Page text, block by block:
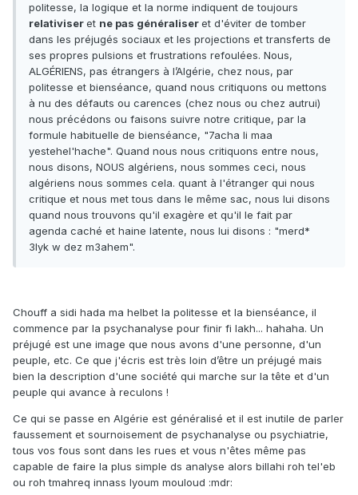
politesse, la logique et la norme indiquent de toujours
relativiseret ne pas généraliseret d'éviter de tomber
dans les préjugés sociaux et les projections et transferts de
ses propres pulsions et frustrations refoulées. Nous,
ALGÉRIENS, pas étrangers à l’Algérie, chez nous, par
politesse et bienséance, quand nous critiquons ou mettons
à nu des défauts ou carences (chez nous ou chez autrui)
nous précédons ou faisons suivre notre critique, par la
formule habituelle de bienséance, "7acha li maa
yestehel'hache". Quand nous nous critiquons entre nous,
nous disons, NOUS algériens, nous sommes ceci, nous
algériens nous sommes cela. quant à l'étranger qui nous
critique et nous met tous dans le même sac, nous lui disons
quand nous trouvons qu'il exagère et qu'il le fait par
agenda caché et haine latente, nous lui disons : "merd*
3lyk w dez m3ahem".
Chouff a sidi hada ma helbet la politesse et la bienséance, il
commence par la psychanalyse pour finir fi lakh... hahaha. Un
préjugé est une image que nous avons d'une personne, d'un
peuple, etc. Ce que j'écris est très loin d’être un préjugé mais
bien la description d'une société qui marche sur la tête et d'un
peuple qui avance à reculons !
Ce qui se passe en Algérie est généralisé et il est inutile de parler
faussement et sournoisement de psychanalyse ou psychiatrie,
tous vos fous sont dans les rues et vous n'êtes même pas
capable de faire la plus simple ds analyse alors billahi roh tel'eb
ou roh tmahreq innass lyoum mouloud :mdr: